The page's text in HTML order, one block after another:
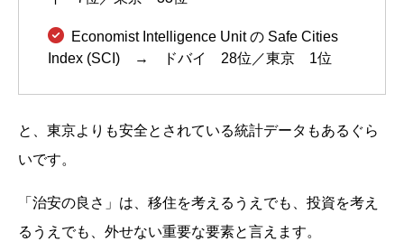
Economist Intelligence Unit の Safe Cities
Index (SCI) → ドバイ 28位／東京 1位
と、東京よりも安全とされている統計データもあるぐら
いです。
「治安の良さ」は、移住を考えるうえでも、投資を考え
るうえでも、外せない重要な要素と言えます。